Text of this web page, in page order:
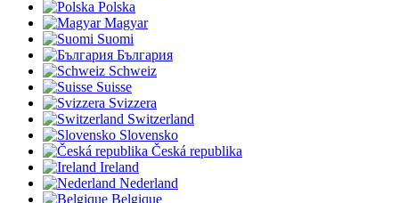
Polska
Magyar
Suomi
България
Schweiz
Suisse
Svizzera
Switzerland
Slovensko
Česká republika
Ireland
Nederland
Belgique